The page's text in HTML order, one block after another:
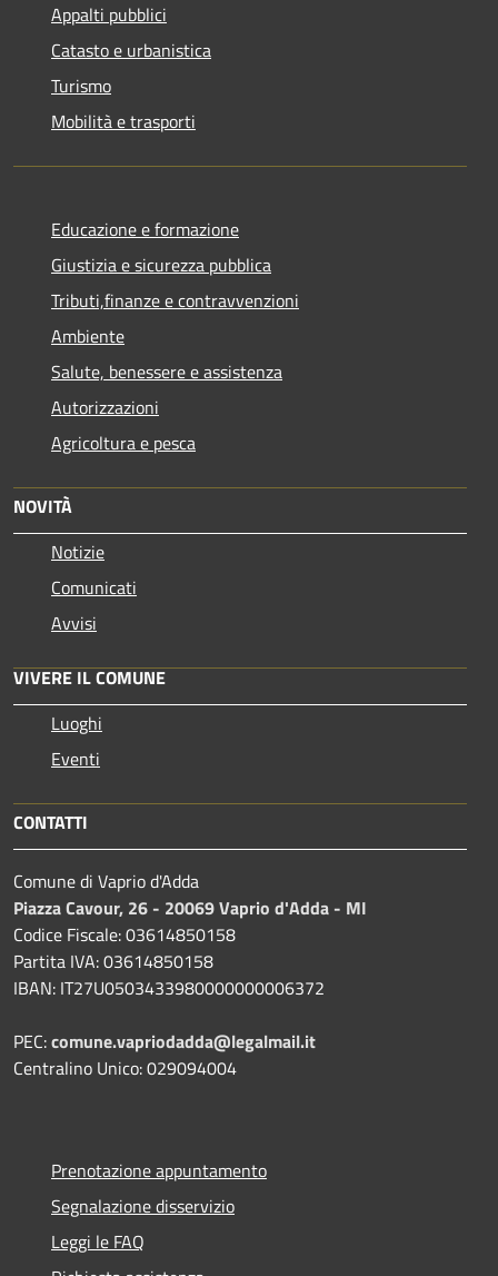
Appalti pubblici
Catasto e urbanistica
Turismo
Mobilità e trasporti
Educazione e formazione
Giustizia e sicurezza pubblica
Tributi,finanze e contravvenzioni
Ambiente
Salute, benessere e assistenza
Autorizzazioni
Agricoltura e pesca
NOVITÀ
Notizie
Comunicati
Avvisi
VIVERE IL COMUNE
Luoghi
Eventi
CONTATTI
Comune di Vaprio d'Adda
Piazza Cavour, 26 - 20069 Vaprio d'Adda - MI
Codice Fiscale: 03614850158
Partita IVA: 03614850158
IBAN: IT27U0503433980000000006372
PEC:comune.vapriodadda@legalmail.it
Centralino Unico: 029094004
Prenotazione appuntamento
Segnalazione disservizio
Leggi le FAQ